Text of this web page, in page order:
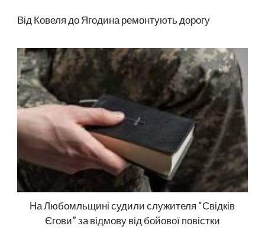
Від Ковеля до Ягодина ремонтують дорогу
На Любомльщині судили служителя “Свідків
Єгови” за відмову від бойової повістки